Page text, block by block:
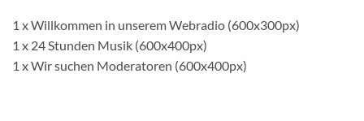
1 x Willkommen in unserem Webradio (600x300px)
1 x 24 Stunden Musik (600x400px)
1 x Wir suchen Moderatoren (600x400px)